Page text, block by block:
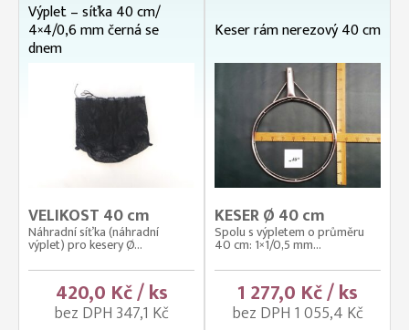
Výplet – síťka 40 cm/
4×4/0,6 mm černá se
dnem
VELIKOST 40 cm
Náhradní síťka (náhradní
výplet) pro kesery Ø...
420,0 Kč / ks
bez DPH 347,1 Kč
Keser rám nerezový 40 cm
KESER Ø 40 cm
Spolu s výpletem o průměru
40 cm: 1×1/0,5 mm...
1 277,0 Kč / ks
bez DPH 1 055,4 Kč